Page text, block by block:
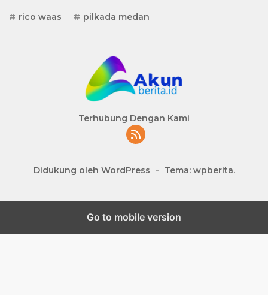
rico waas pilkada medan
Terhubung Dengan Kami
Didukung oleh WordPress - Tema: wpberita.
Go to mobile version